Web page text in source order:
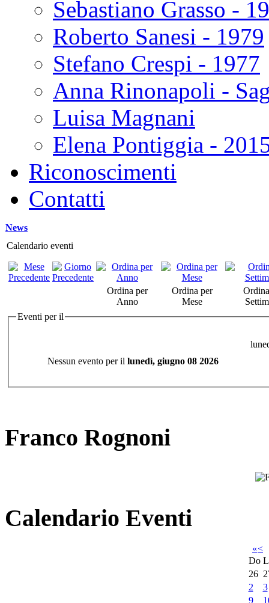
Sebastiano Grasso -
Roberto Sanesi - 1979
Stefano Crespi - 1977
Anna Rinonapoli -
Luisa Magnani
Elena Pontiggia -
Riconoscimenti
Contatti
News
Calendario eventi
Ordina per
Anno
Ordina per
Mese
Eventi per il
Nessun evento per il lunedì, giugno 08 2026
Franco Rognoni
Calendario Eventi
«<
Do
26
2
3
9